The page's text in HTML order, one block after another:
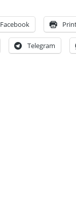
Facebook
Telegram